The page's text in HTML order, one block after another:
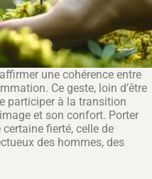
une cohérence entre
Ce geste, loin d’être
participer à la transition
et son confort. Porter
fierté, celle de
des hommes, des